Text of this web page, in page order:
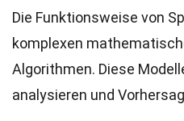
Die Funktionsweise von
komplexen
Algorithmen. Diese
analysieren und